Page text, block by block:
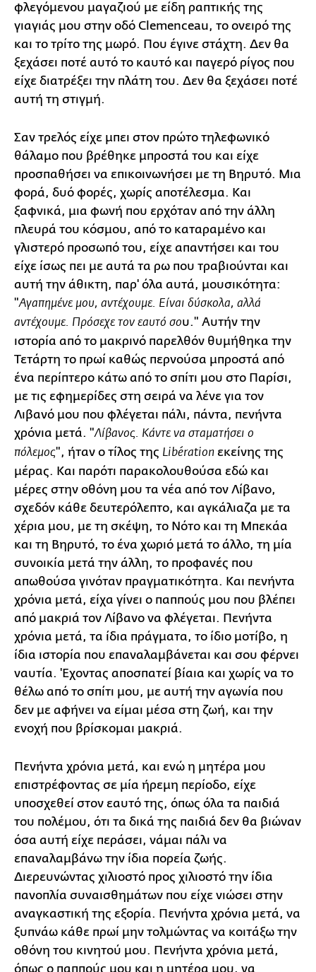
φλεγόμενου μαγαζιού με είδη ραπτικής της
γιαγιάς μου στην οδό Clemenceau, το ονειρό της
και το τρίτο της μωρό. Που έγινε στάχτη. Δεν θα
ξεχάσει ποτέ αυτό το καυτό και παγερό ρίγος που
είχε διατρέξει την πλάτη του. Δεν θα ξεχάσει ποτέ
αυτή τη στιγμή.
Σαν τρελός είχε μπει στον πρώτο τηλεφωνικό
θάλαμο που βρέθηκε μπροστά του και είχε
προσπαθήσει να επικοινωνήσει με τη Βηρυτό. Μια
φορά, δυό φορές, χωρίς αποτέλεσμα. Και
ξαφνικά, μια φωνή που ερχόταν από την άλλη
πλευρά του κόσμου, από το καταραμένο και
γλιστερό προσωπό του, είχε απαντήσει και του
είχε ίσως πει με αυτά τα ρω που τραβιούνται και
αυτή την άθικτη, παρ' όλα αυτά, μουσικότητα:
"Αγαπημένε μου, αντέχουμε. Είναι δύσκολα, αλλά
αντέχουμε. Πρόσεχε τον εαυτό σου." Αυτήν την
ιστορία από το μακρινό παρελθόν θυμήθηκα την
Τετάρτη το πρωί καθώς περνούσα μπροστά από
ένα περίπτερο κάτω από το σπίτι μου στο Παρίσι,
με τις εφημερίδες στη σειρά να λένε για τον
Λιβανό μου που φλέγεται πάλι, πάντα, πενήντα
χρόνια μετά. "Λίβανος. Κάντε να σταματήσει ο
πόλεμος", ήταν ο τίλος της Libération εκείνης της
μέρας. Και παρότι παρακολουθούσα εδώ και
μέρες στην οθόνη μου τα νέα από τον Λίβανο,
σχεδόν κάθε δευτερόλεπτο, και αγκάλιαζα με τα
χέρια μου, με τη σκέψη, το Νότο και τη Μπεκάα
και τη Βηρυτό, το ένα χωριό μετά το άλλο, τη μία
συνοικία μετά την άλλη, το προφανές που
απωθούσα γινόταν πραγματικότητα. Και πενήντα
χρόνια μετά, είχα γίνει ο παππούς μου που βλέπει
από μακριά τον Λίβανο να φλέγεται. Πενήντα
χρόνια μετά, τα ίδια πράγματα, το ίδιο μοτίβο, η
ίδια ιστορία που επαναλαμβάνεται και σου φέρνει
ναυτία. 'Εχοντας αποσπατεί βίαια και χωρίς να το
θέλω από το σπίτι μου, με αυτή την αγωνία που
δεν με αφήνει να είμαι μέσα στη ζωή, και την
ενοχή που βρίσκομαι μακριά.
Πενήντα χρόνια μετά, και ενώ η μητέρα μου
επιστρέφοντας σε μία ήρεμη περίοδο, είχε
υποσχεθεί στον εαυτό της, όπως όλα τα παιδιά
του πολέμου, ότι τα δικά της παιδιά δεν θα βιώναν
όσα αυτή είχε περάσει, νάμαι πάλι να
επαναλαμβάνω την ίδια πορεία ζωής.
Διερευνώντας χιλιοστό προς χιλιοστό την ίδια
πανοπλία συναισθημάτων που είχε νιώσει στην
αναγκαστική της εξορία. Πενήντα χρόνια μετά, να
ξυπνάω κάθε πρωί μην τολμώντας να κοιτάξω την
οθόνη του κινητού μου. Πενήντα χρόνια μετά,
όπως ο παππούς μου και η μητέρα μου, να